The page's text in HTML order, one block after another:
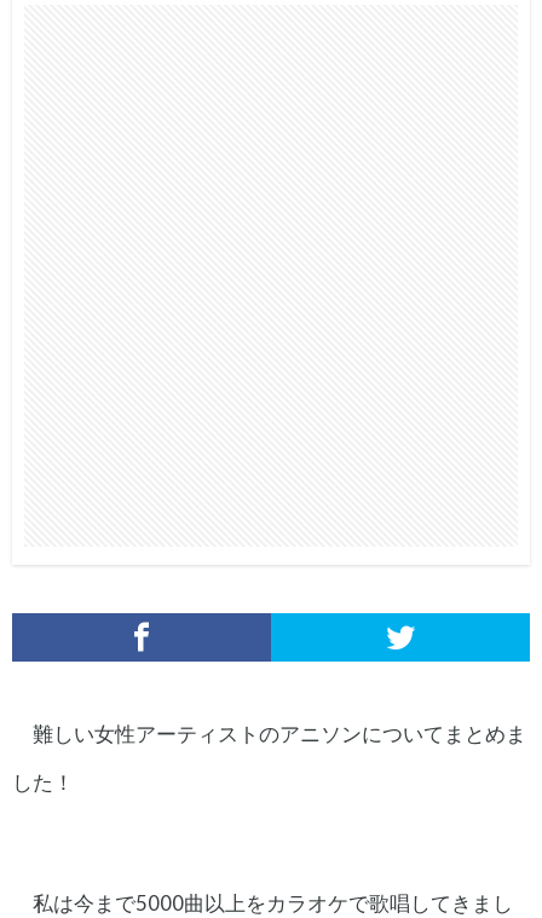
難しい女性アーティストのアニソンについてまとめま
した！
私は今まで5000曲以上をカラオケで歌唱してきまし